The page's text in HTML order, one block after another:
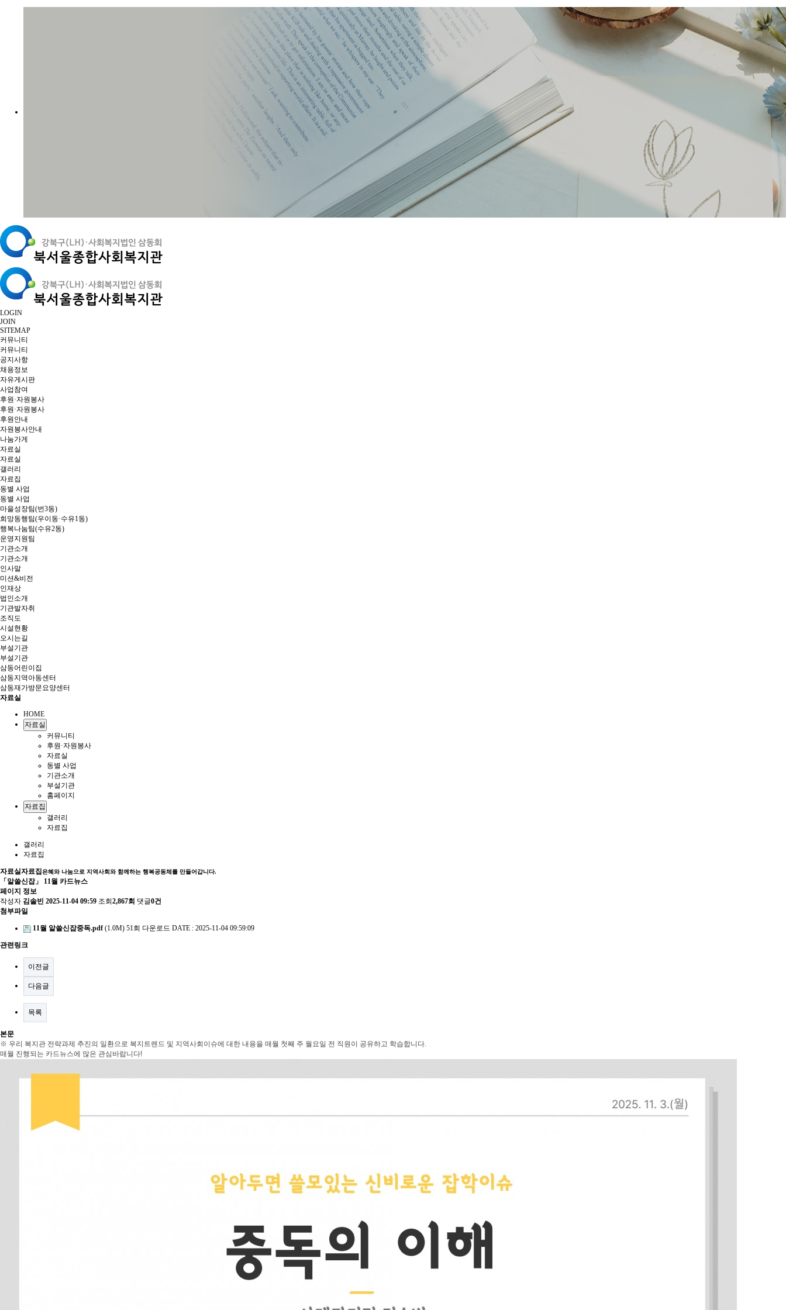
LOGIN
JOIN
SITEMAP
커뮤니티
커뮤니티
공지사항
채용정보
자유게시판
사업참여
후원·자원봉사
후원·자원봉사
후원안내
자원봉사안내
나눔가게
자료실
자료실
갤러리
자료집
동별 사업
동별 사업
마을성장팀(번3동)
희망동행팀(우이동·수유1동)
행복나눔팀(수유2동)
운영지원팀
기관소개
기관소개
인사말
미션&비전
인재상
법인소개
기관발자취
조직도
시설현황
오시는길
부설기관
부설기관
삼동어린이집
삼동지역아동센터
삼동재가방문요양센터
자료실
HOME
자료실
커뮤니티
후원·자원봉사
자료실
동별 사업
기관소개
부설기관
홈페이지
자료집
갤러리
자료집
갤러리
자료집
자료실자료집은혜와 나눔으로 지역사회와 함께하는 행복공동체를 만들어갑니다.
「알쓸신잡」 11월 카드뉴스
페이지 정보
작성자 김솔빈 2025-11-04 09:59 조회 2,867회 댓글0건
첨부파일
11월 알쓸신잡중독.pdf(1.0M) 51회 다운로드 DATE : 2025-11-04 09:59:09
관련링크
이전글
다음글
목록
본문
※ 우리 복지관 전략과제 추진의 일환으로 복지트렌드 및 지역사회이슈에 대한 내용을 매월 첫째 주 월요일 전 직원이 공유하고 학습합니다.
매월 진행되는 카드뉴스에 많은 관심바랍니다!